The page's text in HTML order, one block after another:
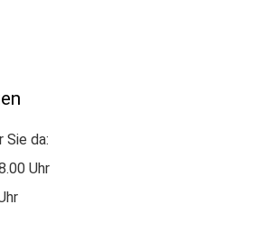
Sie da:
Uhr